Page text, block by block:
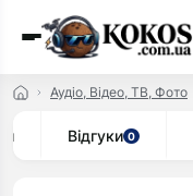
Аудіо, Відео, ТВ, Фото
Відгуки 0